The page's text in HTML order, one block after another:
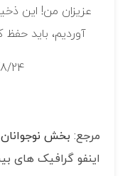
عزیزان من! این
آوردیم، باید
1383/8/
مرجع: بخش نوجوانان khamenei.ir
اینفو گرافیک های